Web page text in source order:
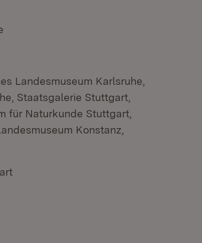
Landesmuseum Karlsruhe,
Staatsgalerie Stuttgart,
für Naturkunde Stuttgart,
Konstanz,